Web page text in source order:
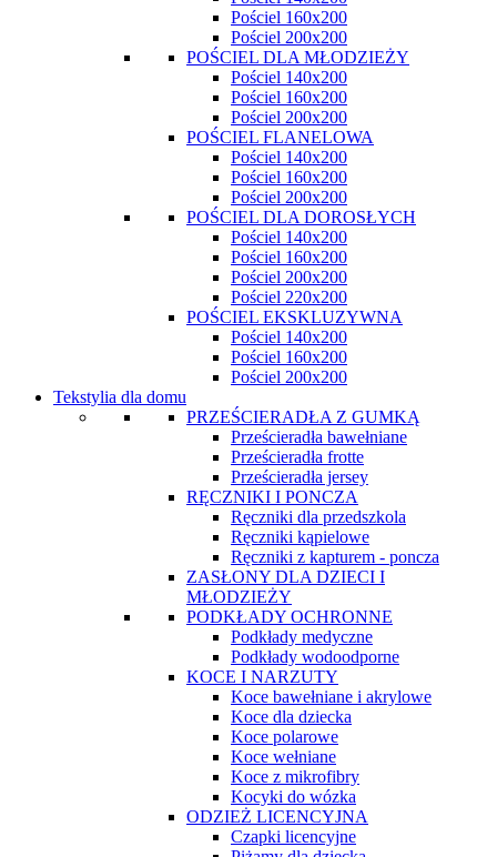
Pościel 160x200
Pościel 200x200
POŚCIEL DLA MŁODZIEŻY
Pościel 140x200
Pościel 160x200
Pościel 200x200
POŚCIEL FLANELOWA
Pościel 140x200
Pościel 160x200
Pościel 200x200
POŚCIEL DLA DOROSŁYCH
Pościel 140x200
Pościel 160x200
Pościel 200x200
Pościel 220x200
POŚCIEL EKSKLUZYWNA
Pościel 140x200
Pościel 160x200
Pościel 200x200
Tekstylia dla domu
PRZEŚCIERADŁA Z GUMKĄ
Prześcieradła bawełniane
Prześcieradła frotte
Prześcieradła jersey
RĘCZNIKI I PONCZA
Ręczniki dla przedszkola
Ręczniki kąpielowe
Ręczniki z kapturem - poncza
ZASŁONY DLA DZIECI I
MŁODZIEŻY
PODKŁADY OCHRONNE
Podkłady medyczne
Podkłady wodoodporne
KOCE I NARZUTY
Koce bawełniane i akrylowe
Koce dla dziecka
Koce polarowe
Koce wełniane
Koce z mikrofibry
Kocyki do wózka
ODZIEŻ LICENCYJNA
Czapki licencyjne